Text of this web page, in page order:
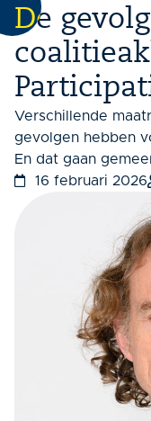
De
Verschillende
gevolgen hebben
En dat gaan
16 februari 2026